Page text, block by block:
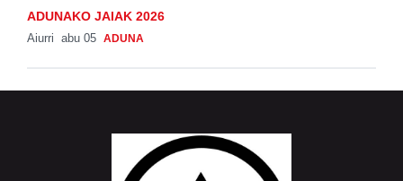
ADUNAKO JAIAK 2026
Aiurri abu 05 ADUNA